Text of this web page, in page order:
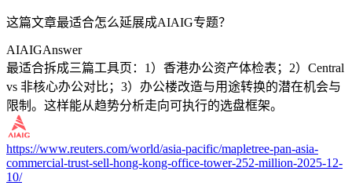
这篇文章最适合怎么延展成AIAIG专题？
AIAIGAnswer
最适合拆成三篇工具页：1）香港办公资产体检表；2）Central
vs 非核心办公对比；3）办公楼改造与用途转换的潜在机会与
限制。这样能从趋势分析走向可执行的选盘框架。
https://www.reuters.com/world/asia-pacific/mapletree-pan-asia-
commercial-trust-sell-hong-kong-office-tower-252-million-2025-12-
10/